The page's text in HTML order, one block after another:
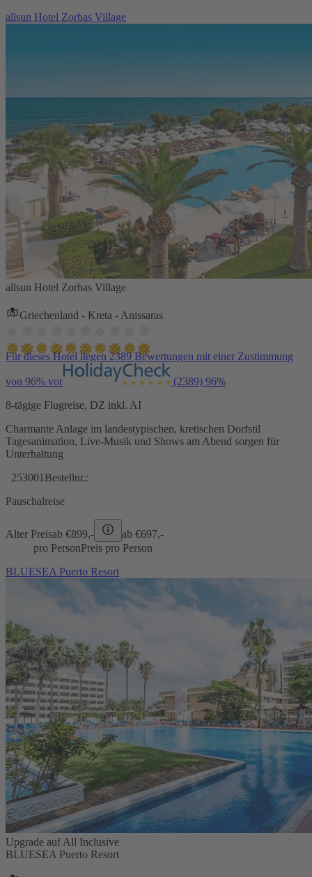
allsun Hotel Zorbas Village
allsun Hotel Zorbas Village
Griechenland - Kreta - Anissaras
Für dieses Hotel liegen 2389 Bewertungen mit einer Zustimmung
von 96% vor (2389) 96%
8-tägige Flugreise, DZ inkl. AI
Charmante Anlage im landestypischen, kretischen Dorfstil
Tagesanimation, Live-Musik und Shows am Abend sorgen für
Unterhaltung
253001 Bestellnr.:
Pauschalreise
Alter Preisab €899,- ab €697,-
pro PersonPreis pro Person
BLUESEA Puerto Resort
Upgrade auf All Inclusive
BLUESEA Puerto Resort